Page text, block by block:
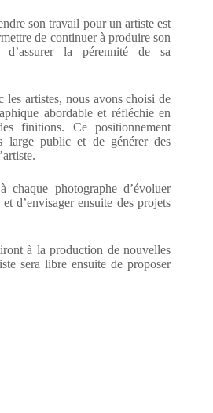
son travail pour un artiste est
de continuer à produire son
d’assurer la pérennité de sa
les artistes, nous avons choisi de
abordable et réfléchie en
finitions. Ce positionnement
large public et de générer des
chaque photographe d’évoluer
d’envisager ensuite des projets
à la production de nouvelles
sera libre ensuite de proposer